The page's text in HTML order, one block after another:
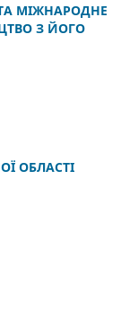
МІЖНАРОДНЕ
З ЙОГО
ОБЛАСТІ